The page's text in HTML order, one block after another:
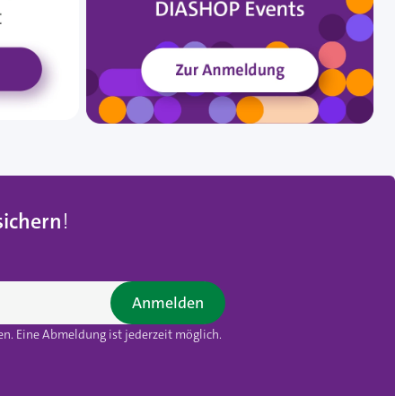
!
Eine Abmeldung ist jederzeit möglich.
Anmelden